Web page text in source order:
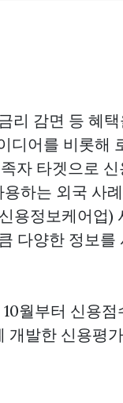
리 감면 등 혜
디어를 비롯해
자 타겟으로
하는 외국 사
용정보케어업)
다양한 정보를
10월부터 신용점
개발한 신용평